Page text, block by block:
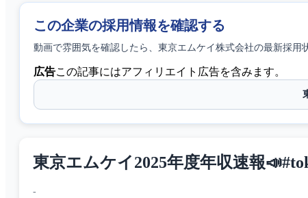
この企業の採用情報を確認する
動画で雰囲気を確認したら、 東京エムケイ株式会社の最新採用
広告この記事にはアフィリエイト広告を含みます。
東京エムケイ2025年度年収速報
-